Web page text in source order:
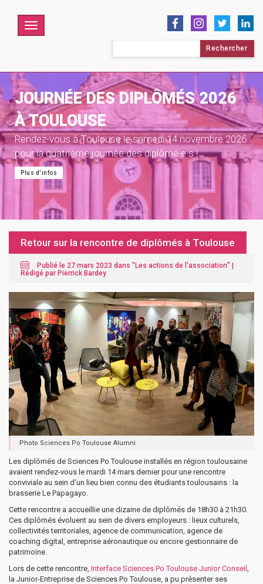
Menu
JOURNÉE DES DIPLÔMÉS 2026
À TOULOUSE
Rendez-vous à Toulouse le samedi 14 novembre 2026
pour la quatrième journée des diplômé·e·s !
Plus d'infos
Retour sur la rencontre de diplômés à Toulouse
Publié le 27 mars 2023 dans "Les actions de l'association" |
Rédigé par Pierrick Bardey
Photo Sciences Po Toulouse Alumni
Les diplômés de Sciences Po Toulouse installés en région toulousaine
avaient rendez-vous le mardi 14 mars dernier pour une rencontre
conviviale au sein d’un lieu bien connu des étudiants toulousains : la
brasserie Le Papagayo.
Cette rencontre a accueillie une dizaine de diplômés de 18h30 à 21h30.
Ces diplômés évoluent au sein de divers employeurs : lieux culturels,
collectivités territoriales, agence de communication, agence de
coaching digital, entreprise aéronautique ou encore gestionnaire de
patrimoine.
Lors de cette rencontre, Interface Sciences Po Toulouse Junior Conseil
la Junior-Entreprise de Sciences Po Toulouse, a pu présenter ses